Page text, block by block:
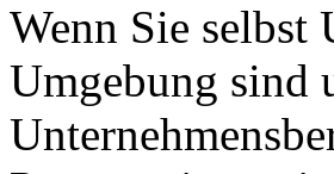
Wenn Sie selbst
Umgebung sind